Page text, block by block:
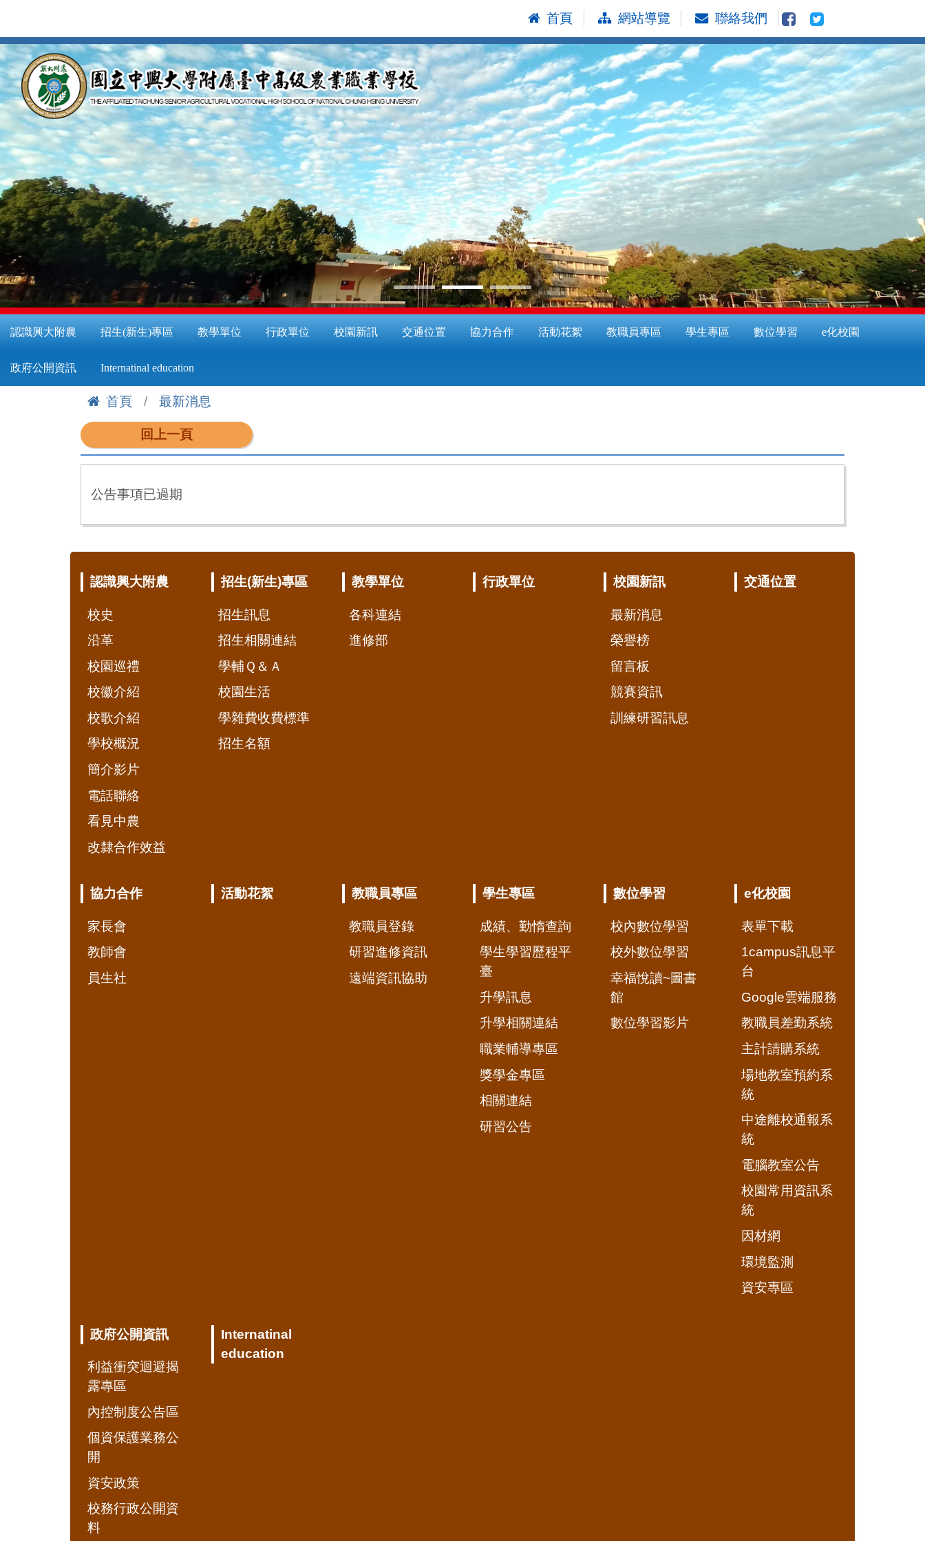
到
主
要
內
容
區
首頁 網站導覽 聯絡我們
認識興大附農 招生(新生)專區 教學單位 行政單位 校園新訊 交通位置 協力合作 活動花絮 教職員專區 學生專區 數位學習 e化校園
政府公開資訊 Internatinal education
首頁
最新消息
回上一頁
公告事項已過期
認識興大附農
校史
沿革
校園巡禮
校徽介紹
校歌介紹
學校概況
簡介影片
電話聯絡
看見中農
改隸合作效益
招生(新生)專區
招生訊息
招生相關連結
學輔Ｑ＆Ａ
校園生活
學雜費收費標準
招生名額
教學單位
各科連結
進修部
行政單位 校園新訊
最新消息
榮譽榜
留言板
競賽資訊
訓練研習訊息
交通位置
協力合作
家長會
教師會
員生社
活動花絮 教職員專區
教職員登錄
研習進修資訊
遠端資訊協助
學生專區
成績、勤惰查詢
學生學習歷程平
臺
升學訊息
升學相關連結
職業輔導專區
獎學金專區
相關連結
研習公告
數位學習
校內數位學習
校外數位學習
幸福悅讀~圖書
館
數位學習影片
e化校園
表單下載
1campus訊息平
台
Google雲端服務
教職員差勤系統
主計請購系統
場地教室預約系
統
中途離校通報系
統
電腦教室公告
校園常用資訊系
統
因材網
環境監測
資安專區
政府公開資訊
利益衝突迴避揭
露專區
內控制度公告區
個資保護業務公
開
資安政策
校務行政公開資
料
Internatinal
education